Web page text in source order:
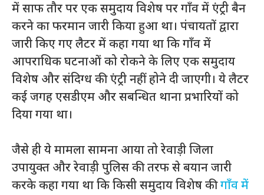
में साफ तौर पर एक समुदाय विशेष पर गाँव में एंट्री बैन
करने का फरमान जारी किया हुआ था। पंचायतों द्वारा
जारी किए गए लैटर में कहा गया था कि गाँव में
आपराधिक घटनाओं को रोकने के लिए एक समुदाय
विशेष और संदिग्ध की एंट्री नहीं होने दी जाएगी। ये लैटर
कई जगह एसडीएम और सबन्धित थाना प्रभारियों को
दिया गया था।
जैसे ही ये मामला सामना आया तो रेवाड़ी जिला
उपायुक्त और रेवाड़ी पुलिस की तरफ से बयान जारी
करके कहा गया था कि किसी समुदाय विशेष कीगाँव में